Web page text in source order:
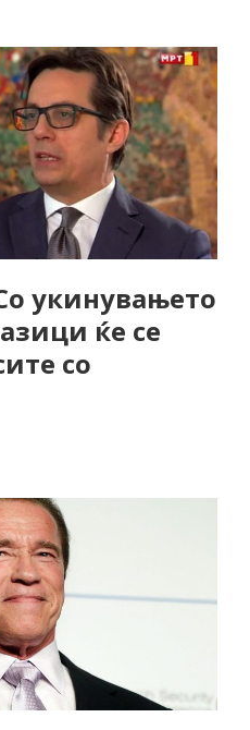
укинувањето
ќе се
со